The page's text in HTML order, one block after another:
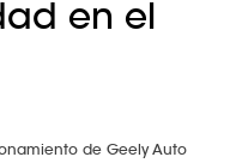
en el
de Geely Auto